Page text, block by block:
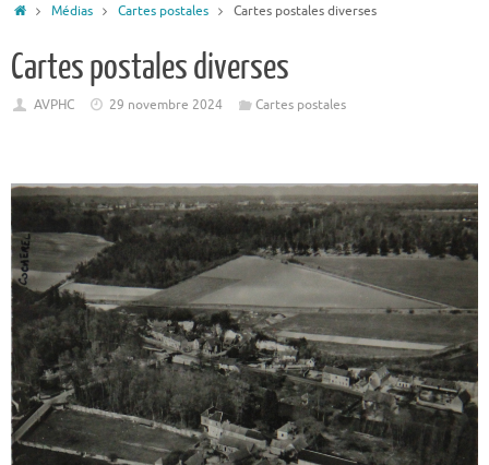
Accueil
Médias Cartes postales Cartes postales diverses
Cartes postales diverses
AVPHC 29 novembre 2024 Cartes postales